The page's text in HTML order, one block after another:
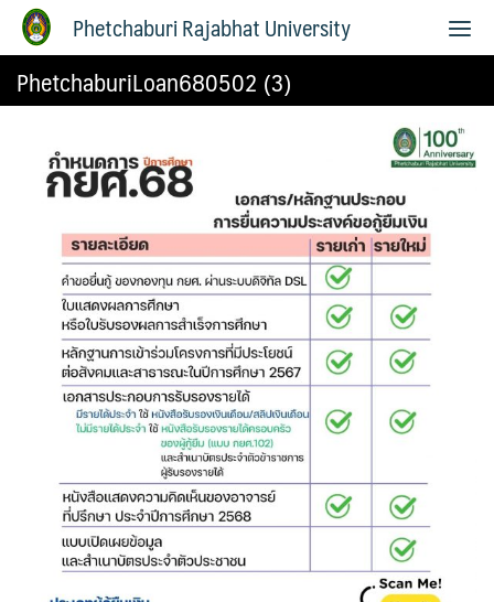
Phetchaburi Rajabhat University
PhetchaburiLoan680502 (3)